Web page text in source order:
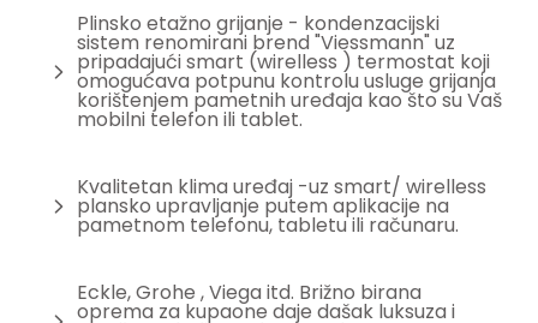
Plinsko etažno grijanje - kondenzacijski
sistem renomirani brend "Viessmann" uz
pripadajući smart (wirelless ) termostat koji
omogućava potpunu kontrolu usluge grijanja
korištenjem pametnih uređaja kao što su Vaš
mobilni telefon ili tablet.
Kvalitetan klima uređaj -uz smart/ wirelless
plansko upravljanje putem aplikacije na
pametnom telefonu, tabletu ili računaru.
Eckle, Grohe , Viega itd. Brižno birana
oprema za kupaone daje dašak luksuza i